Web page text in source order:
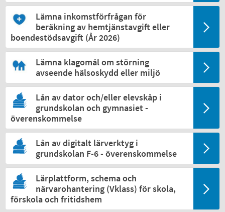
Lämna inkomstförfrågan för
beräkning av hemtjänstavgift eller
boendestödsavgift (År 2026)
Lämna klagomål om störning
avseende hälsoskydd eller miljö
Lån av dator och/eller elevskåp i
grundskolan och gymnasiet -
överenskommelse
Lån av digitalt lärverktyg i
grundskolan F-6 - överenskommelse
Lärplattform, schema och
närvarohantering (Vklass) för skola,
förskola och fritidshem